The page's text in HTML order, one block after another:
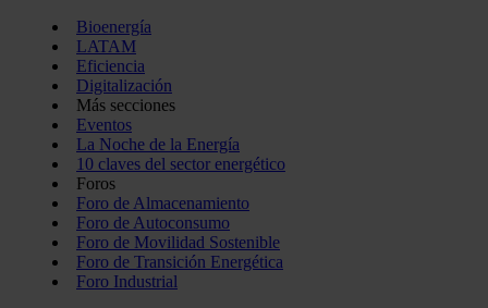
Bioenergía
LATAM
Eficiencia
Digitalización
Más secciones
Eventos
La Noche de la Energía
10 claves del sector energético
Foros
Foro de Almacenamiento
Foro de Autoconsumo
Foro de Movilidad Sostenible
Foro de Transición Energética
Foro Industrial